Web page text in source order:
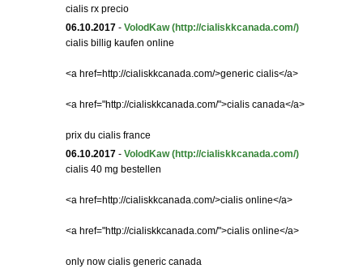
cialis rx precio
06.10.2017 - VolodKaw (http://cialiskkcanada.com/)
cialis billig kaufen online
<a href=http://cialiskkcanada.com/>generic cialis</a>
<a href="http://cialiskkcanada.com/">cialis canada</a>
prix du cialis france
06.10.2017 - VolodKaw (http://cialiskkcanada.com/)
cialis 40 mg bestellen
<a href=http://cialiskkcanada.com/>cialis online</a>
<a href="http://cialiskkcanada.com/">cialis online</a>
only now cialis generic canada